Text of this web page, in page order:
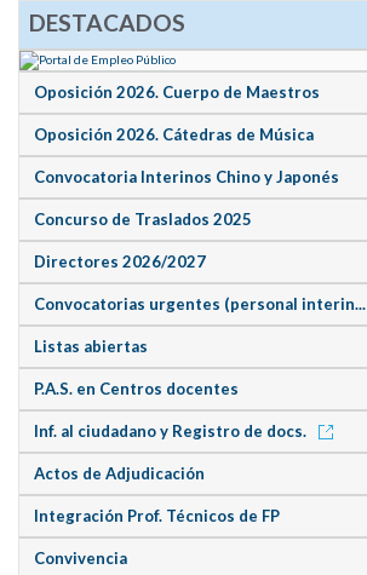
DESTACADOS
Oposición 2026. Cuerpo de Maestros
Oposición 2026. Cátedras de Música
Convocatoria Interinos Chino y Japonés
Concurso de Traslados 2025
Directores 2026/2027
Convocatorias urgentes (personal interin...
Listas abiertas
P.A.S. en Centros docentes
Inf. al ciudadano y Registro de docs.
Actos de Adjudicación
Integración Prof. Técnicos de FP
Convivencia